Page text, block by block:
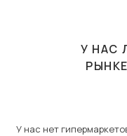
У НАС
У нас нет